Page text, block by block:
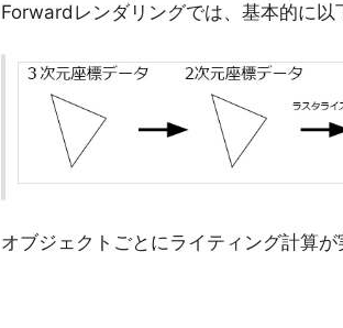
Forwardレンダリングでは、基本的に以
オブジェクトごとにライティング計算が